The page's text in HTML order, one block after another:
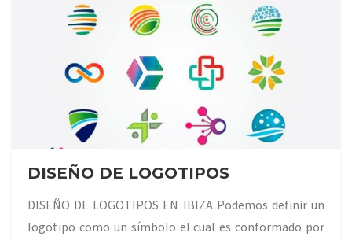
DISEÑO DE LOGOTIPOS
DISEÑO DE LOGOTIPOS EN IBIZA Podemos definir un
logotipo como un símbolo el cual es conformado por